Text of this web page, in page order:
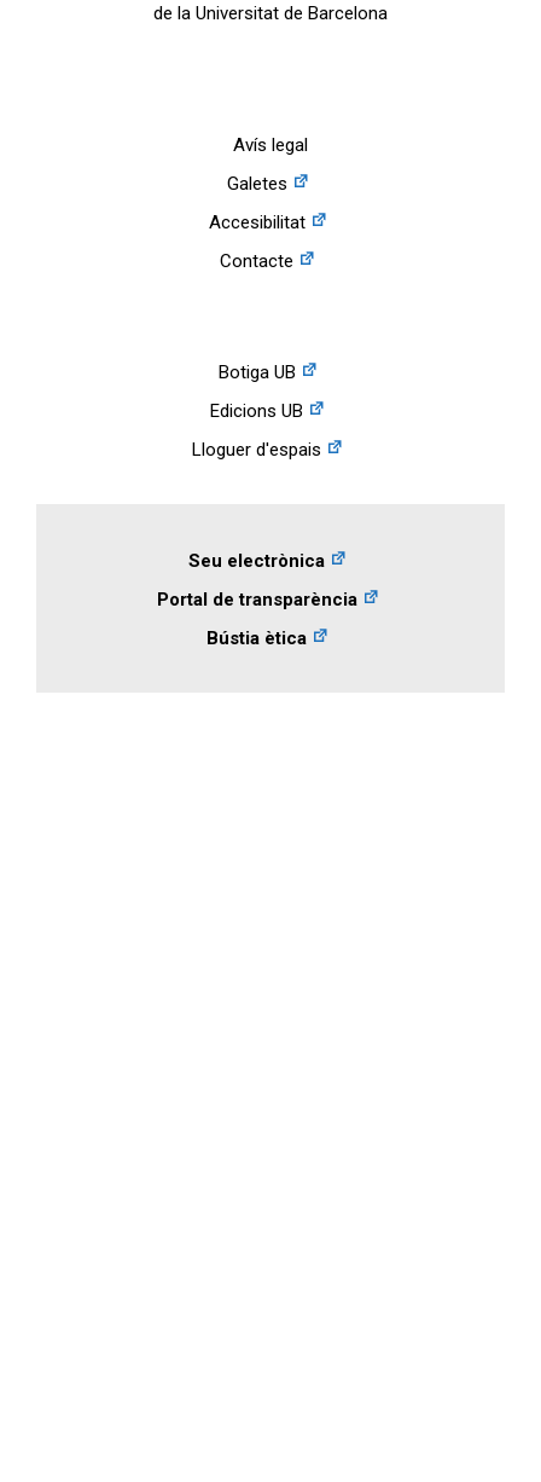
de la Universitat de Barcelona
Avís legal
Galetes
Accesibilitat
Contacte
Botiga UB
Edicions UB
Lloguer d'espais
Seu electrònica
Portal de transparència
Bústia ètica